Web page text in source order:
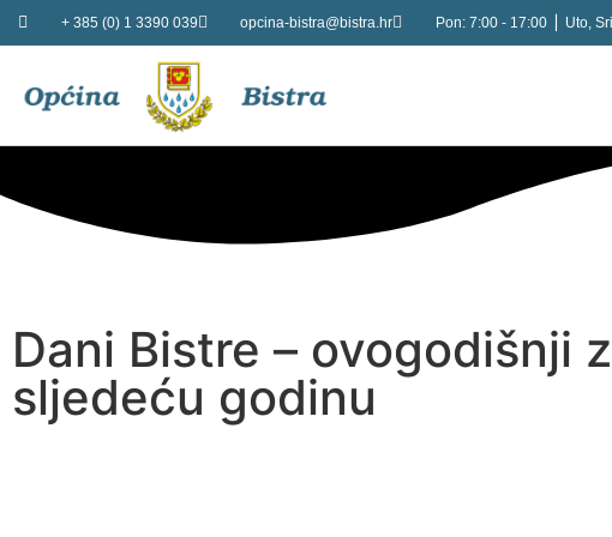
+ 385 (0) 1 3390 039 opcina-bistra@bistra.hr Pon: 7:00 - 17:00 ⎪ Uto,
Dani Bistre – ovogodišnji
sljedeću godinu